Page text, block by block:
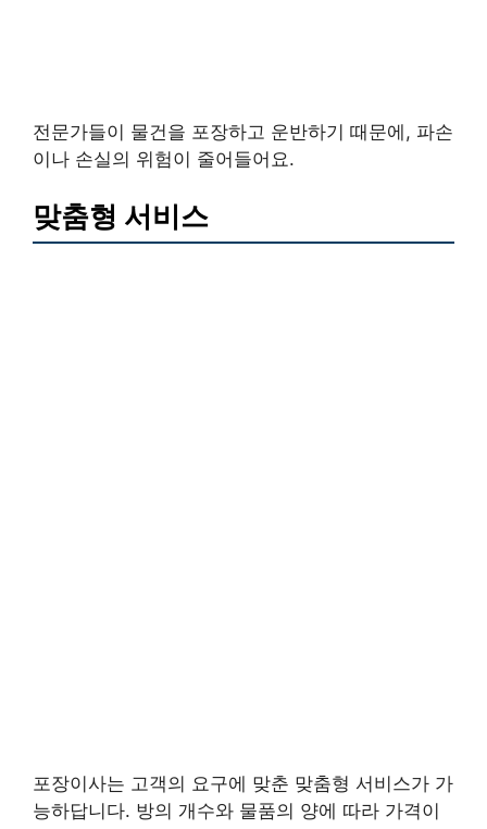
전문가들이 물건을 포장하고 운반하기 때문에, 파손
이나 손실의 위험이 줄어들어요.
맞춤형 서비스
포장이사는 고객의 요구에 맞춘 맞춤형 서비스가 가
능하답니다. 방의 개수와 물품의 양에 따라 가격이